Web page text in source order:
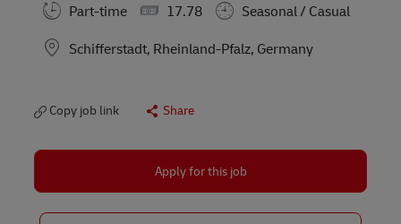
Part-time
17.78
Seasonal / Casual
Location
Schifferstadt, Rheinland-Pfalz, Germany
Copy job link Share
Apply for this job